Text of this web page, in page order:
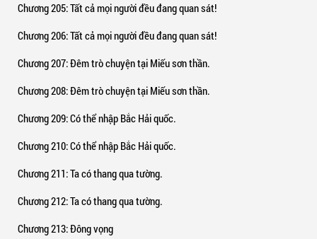
Chương 205: Tất cả mọi người đều đang quan sát!
Chương 206: Tất cả mọi người đều đang quan sát!
Chương 207: Đêm trò chuyện tại Miếu sơn thần.
Chương 208: Đêm trò chuyện tại Miếu sơn thần.
Chương 209: Có thể nhập Bắc Hải quốc.
Chương 210: Có thể nhập Bắc Hải quốc.
Chương 211: Ta có thang qua tường.
Chương 212: Ta có thang qua tường.
Chương 213: Đông vọng